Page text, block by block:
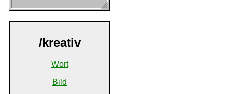
/kreativ
Wort
Bild